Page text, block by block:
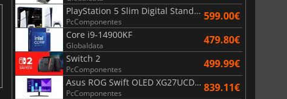
PlayStation 5 Slim Digital Standard
PcComponentes 599.00€
Core i9-14900KF
Globaldata 479.80€
Switch 2
PcComponentes 499.99€
Asus ROG Swift OLED XG27UCDMG
PcComponentes 839.11€